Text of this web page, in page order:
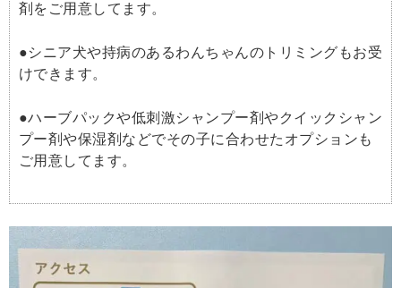
剤をご用意してます。
●シニア犬や持病のあるわんちゃんのトリミングもお受
けできます。
●ハーブパックや低刺激シャンプー剤やクイックシャン
プー剤や保湿剤などでその子に合わせたオプションも
ご用意してます。